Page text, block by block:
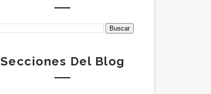
Secciones Del Blog